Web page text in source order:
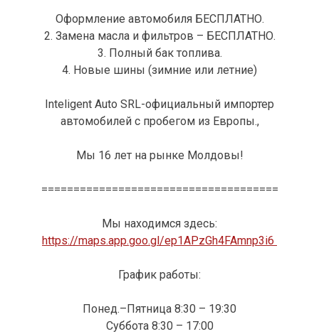
Оформление автомобиля БЕСПЛАТНО.
2. Замена масла и фильтров – БЕСПЛАТНО.
3. Полный бак топлива.
4. Новые шины (зимние или летние)
Inteligent Auto SRL-официальный импортер
автомобилей с пробегом из Европы.,
Мы 16 лет на рынке Молдовы!
=====================================
Мы находимся здесь:
https://maps.app.goo.gl/ep1APzGh4FAmnp3i6
График работы:
Понед.–Пятница 8:30 – 19:30
Суббота 8:30 – 17:00